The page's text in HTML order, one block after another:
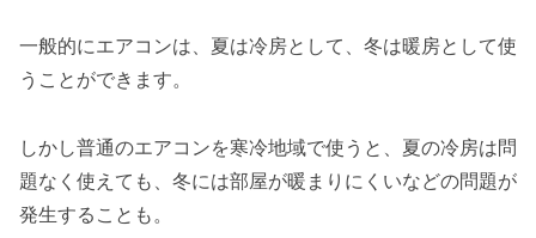
一般的にエアコンは、夏は冷房として、冬は暖房として使
うことができます。
しかし普通のエアコンを寒冷地域で使うと、夏の冷房は問
題なく使えても、冬には部屋が暖まりにくいなどの問題が
発生することも。